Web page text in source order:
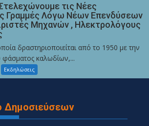
τις Νέες
Γραμμές Λόγω Νέων Επενδύσεων
Μηχανών , Ηλεκτρολόγους
δραστηριοποιείται από το 1950 με την
καλωδίων,...
Εκδηλώσεις
Δημοσιεύσεων